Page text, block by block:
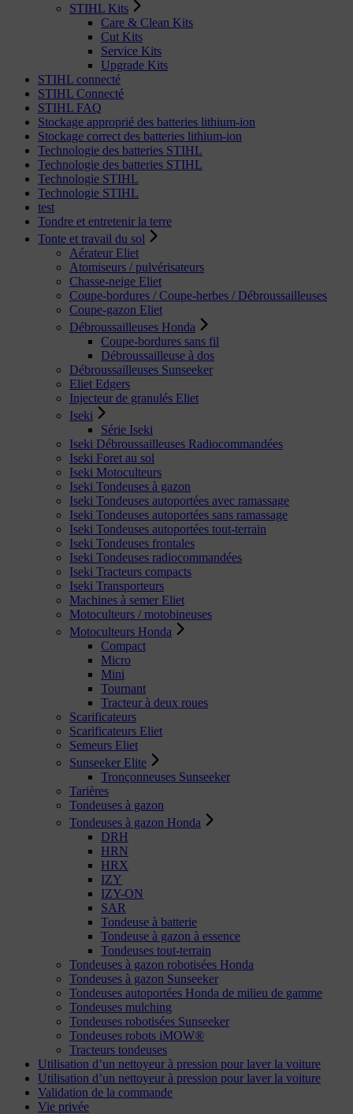
STIHL Kits
Care & Clean Kits
Cut Kits
Service Kits
Upgrade Kits
STIHL connecté
STIHL Connecté
STIHL FAQ
Stockage approprié des batteries lithium-ion
Stockage correct des batteries lithium-ion
Technologie des batteries STIHL
Technologie des batteries STIHL
Technologie STIHL
Technologie STIHL
test
Tondre et entretenir la terre
Tonte et travail du sol
Aérateur Eliet
Atomiseurs / pulvérisateurs
Chasse-neige Eliet
Coupe-bordures / Coupe-herbes / Débroussailleuses
Coupe-gazon Eliet
Débroussailleuses Honda
Coupe-bordures sans fil
Débroussailleuse à dos
Débroussailleuses Sunseeker
Eliet Edgers
Injecteur de granulés Eliet
Iseki
Série Iseki
Iseki Débroussailleuses Radiocommandées
Iseki Foret au sol
Iseki Motoculteurs
Iseki Tondeuses à gazon
Iseki Tondeuses autoportées avec ramassage
Iseki Tondeuses autoportées sans ramassage
Iseki Tondeuses autoportées tout-terrain
Iseki Tondeuses frontales
Iseki Tondeuses radiocommandées
Iseki Tracteurs compacts
Iseki Transporteurs
Machines à semer Eliet
Motoculteurs / motobineuses
Motoculteurs Honda
Compact
Micro
Mini
Tournant
Tracteur à deux roues
Scarificateurs
Scarificateurs Eliet
Semeurs Eliet
Sunseeker Elite
Tronçonneuses Sunseeker
Tarières
Tondeuses à gazon
Tondeuses à gazon Honda
DRH
HRN
HRX
IZY
IZY-ON
SAR
Tondeuse à batterie
Tondeuse à gazon à essence
Tondeuses tout-terrain
Tondeuses à gazon robotisées Honda
Tondeuses à gazon Sunseeker
Tondeuses autoportées Honda de milieu de gamme
Tondeuses mulching
Tondeuses robotisées Sunseeker
Tondeuses robots iMOW®
Tracteurs tondeuses
Utilisation d’un nettoyeur à pression pour laver la voiture
Utilisation d’un nettoyeur à pression pour laver la voiture
Validation de la commande
Vie privée